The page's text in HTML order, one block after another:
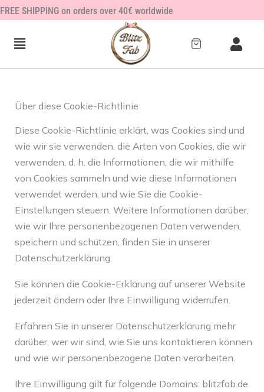
Zum
Inhalt
springen
FREE SHIPPING on orders over 40€ worldwide
Über diese Cookie-Richtlinie
Diese Cookie-Richtlinie erklärt, was Cookies sind und
wie wir sie verwenden, die Arten von Cookies, die wir
verwenden, d. h. die Informationen, die wir mithilfe
von Cookies sammeln und wie diese Informationen
verwendet werden, und wie Sie die Cookie-
Einstellungen steuern. Weitere Informationen darüber,
wie wir Ihre personenbezogenen Daten verwenden,
speichern und schützen, finden Sie in unserer
Datenschutzerklärung.
Sie können die Cookie-Erklärung auf unserer Website
jederzeit ändern oder Ihre Einwilligung widerrufen.
Erfahren Sie in unserer Datenschutzerklärung mehr
darüber, wer wir sind, wie Sie uns kontaktieren können
und wie wir personenbezogene Daten verarbeiten.
Ihre Einwilligung gilt für folgende Domains: blitzfab.de